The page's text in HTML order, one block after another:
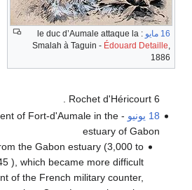
16 مايو
: le duc d’Aumale attaque la
Smalah à Taguin - Édouard Detaille,
1886
Rochet d'Héricourt 6 .
18 يونيو
of Fort-d'Aumale in the
estuary of Gabon
the Gabon estuary (3,000 to
), which became more difficult
of the French military counter,